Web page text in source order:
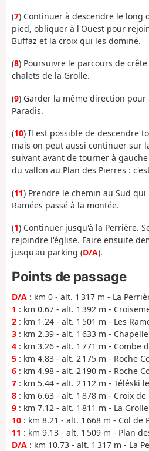
(7) Continuer à descendre le long
pied, obliquer à l'Ouest pour
Buffaz et la croix qui les domine.
(8) Poursuivre le parcours de
chalets de la Grolle.
(9) Garder la même direction
Paradis.
(10) Il est possible de descendre
mais on peut aussi continuer sur
suivant avant de tourner à
du vallon au Plan des Pierres :
(11) Prendre le chemin au Sud
Ramées passé à la montée.
(1) Continuer jusqu'à la Perrière.
rejoindre l'église. Faire ensuite
jusqu'au parking (D/A).
Points de passage
D/A : km 0 - alt. 1 317 m - La
1 : km 0.67 - alt. 1 392 m -
2 : km 1.24 - alt. 1 501 m - Les
3 : km 2.39 - alt. 1 633 m -
4 : km 3.26 - alt. 1 771 m - Combe
5 : km 4.83 - alt. 2 175 m - Roche
6 : km 4.98 - alt. 2 190 m - Roche
7 : km 5.44 - alt. 2 112 m - Téléski
8 : km 6.63 - alt. 1 878 m - Croix
9 : km 7.12 - alt. 1 811 m - La Grolle
10 : km 8.21 - alt. 1 668 m - Col de
11 : km 9.13 - alt. 1 509 m - Plan
D/A : km 10.73 - alt. 1 317 m - La